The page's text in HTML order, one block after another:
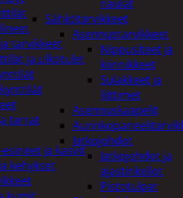
naulat
Sähkötarvikkeet
Asennustarvikkeet
Nippusiteet ja
kiinnikkeet
Sulakkeet ja
liittimet
Asennuskaapelit
Jatkojohdot
Jatkojohdot ja
ajastinkellot
Pistotulpat
tarvikkeet
ja ulkotulet
tarrat
ja kasvit
kehykset